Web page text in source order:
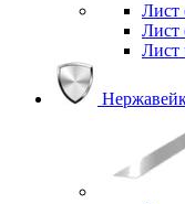
Лист
Лист
Лист